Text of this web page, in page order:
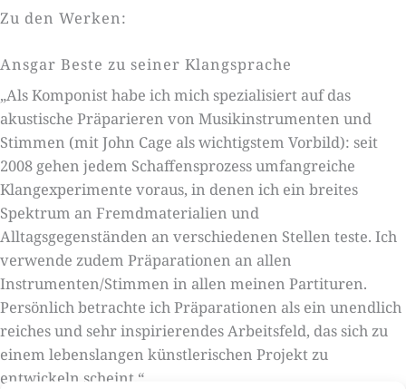
Zu den Werken:
Ansgar Beste zu seiner Klangsprache
„Als Komponist habe ich mich spezialisiert auf das
akustische Präparieren von Musikinstrumenten und
Stimmen (mit John Cage als wichtigstem Vorbild): seit
2008 gehen jedem Schaffensprozess umfangreiche
Klangexperimente voraus, in denen ich ein breites
Spektrum an Fremdmaterialien und
Alltagsgegenständen an verschiedenen Stellen teste. Ich
verwende zudem Präparationen an allen
Instrumenten/Stimmen in allen meinen Partituren.
Persönlich betrachte ich Präparationen als ein unendlich
reiches und sehr inspirierendes Arbeitsfeld, das sich zu
einem lebenslangen künstlerischen Projekt zu
entwickeln scheint.“